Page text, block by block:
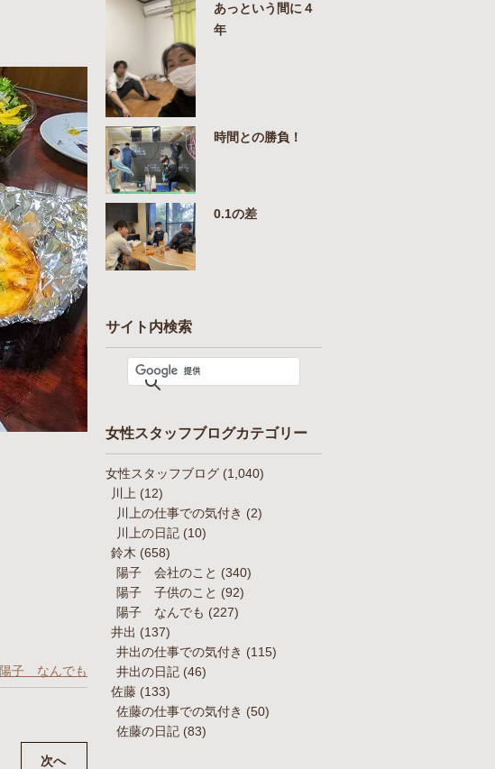
陽子 なんでも
次へ
あっという間に４
年
時間との勝負！
0.1の差
サイト内検索
女性スタッフブログカテゴリー
女性スタッフブログ (1,040)
川上 (12)
川上の仕事での気付き (2)
川上の日記 (10)
鈴木 (658)
陽子 会社のこと (340)
陽子 子供のこと (92)
陽子 なんでも (227)
井出 (137)
井出の仕事での気付き (115)
井出の日記 (46)
佐藤 (133)
佐藤の仕事での気付き (50)
佐藤の日記 (83)